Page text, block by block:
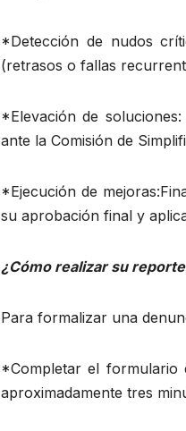
*Detección de nudos
(retrasos o fallas
*Elevación de
ante la Comisión de
*Ejecución de
su aprobación final y
¿Cómo realizar su
Para formalizar una
*Completar el formulario
aproximadamente tres